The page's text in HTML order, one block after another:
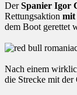
DerSpanier Igor
Rettungsaktion mit
dem Boot gerettet
Nach einem
die Strecke mit